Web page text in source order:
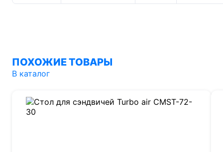
ПОХОЖИЕ ТОВАРЫ
В каталог